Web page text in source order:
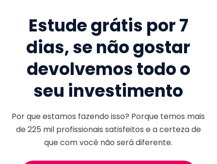
Estude grátis por 7
dias, se não gostar
devolvemos todo o
seu investimento
Por que estamos fazendo isso? Porque temos mais
de225 milprofissionais satisfeitos e a certeza de
que com você não será diferente.